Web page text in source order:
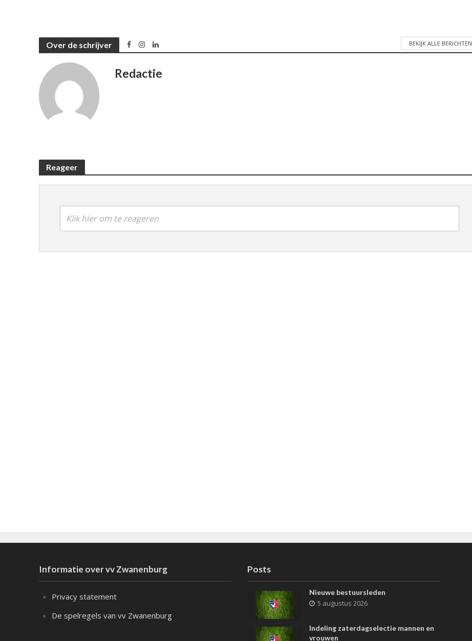
Over de schrijver BEKIJK ALLE BERICHTEN
Redactie
Reageer
Klik hier om te reageren
Informatie over vv Zwanenburg
Privacy statement
De spelregels van vv Zwanenburg
Posts
Nieuwe bestuursleden
5 augustus 2026
Indeling zaterdagselectie mannen en
vrouwen